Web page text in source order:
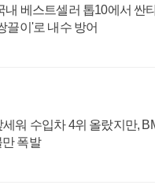
내 베스트셀러 톱10에서 싼
끌이'로 내수 방어
워 수입차 4위 올랐지만,
폭발